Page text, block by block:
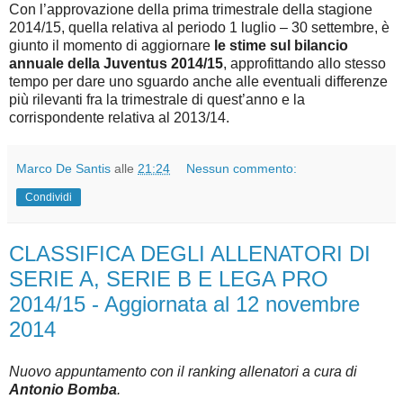
Con l’approvazione della prima trimestrale della stagione
2014/15, quella relativa al periodo 1 luglio – 30 settembre, è
giunto il momento di aggiornare le stime sul bilancio
annuale della Juventus 2014/15, approfittando allo stesso
tempo per dare uno sguardo anche alle eventuali differenze
più rilevanti fra la trimestrale di quest’anno e la
corrispondente relativa al 2013/14.
Marco De Santis alle 21:24 Nessun commento:
Condividi
CLASSIFICA DEGLI ALLENATORI DI
SERIE A, SERIE B E LEGA PRO
2014/15 - Aggiornata al 12 novembre
2014
Nuovo appuntamento con il ranking allenatori a cura di
Antonio Bomba.